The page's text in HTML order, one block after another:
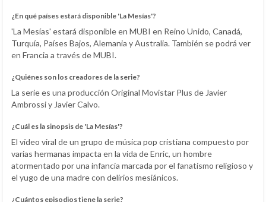
¿En qué países estará disponible 'La Mesías'?
'La Mesías' estará disponible en MUBI en Reino Unido, Canadá,
Turquía, Países Bajos, Alemania y Australia. También se podrá ver
en Francia a través de MUBI.
¿Quiénes son los creadores de la serie?
La serie es una producción Original Movistar Plus de Javier
Ambrossi y Javier Calvo.
¿Cuál es la sinopsis de 'La Mesías'?
El vídeo viral de un grupo de música pop cristiana compuesto por
varias hermanas impacta en la vida de Enric, un hombre
atormentado por una infancia marcada por el fanatismo religioso y
el yugo de una madre con delirios mesiánicos.
¿Cuántos episodios tiene la serie?